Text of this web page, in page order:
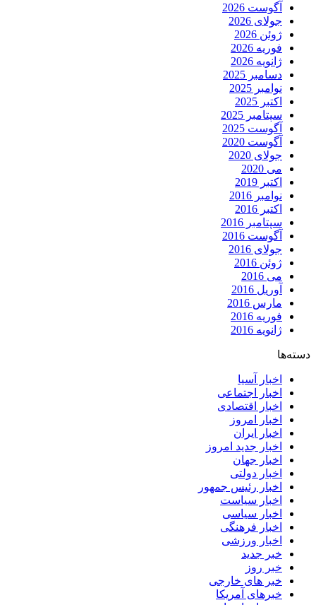
آگوست 2026
جولای 2026
ژوئن 2026
فوریه 2026
ژانویه 2026
دسامبر 2025
نوامبر 2025
اکتبر 2025
سپتامبر 2025
آگوست 2025
آگوست 2020
جولای 2020
می 2020
اکتبر 2019
نوامبر 2016
اکتبر 2016
سپتامبر 2016
آگوست 2016
جولای 2016
ژوئن 2016
می 2016
آوریل 2016
مارس 2016
فوریه 2016
ژانویه 2016
دسته‌ها
اخبار آسیا
اخبار اجتماعی
اخبار اقتصادی
اخبار امروز
اخبار ایران
اخبار جدید امروز
اخبار جهان
اخبار دولتی
اخبار رئیس جمهور
اخبار سیاست
اخبار سیاسی
اخبار فرهنگی
اخبار ورزشی
خبر جدید
خبر روز
خبر های خارجی
خبرهای آمریکا